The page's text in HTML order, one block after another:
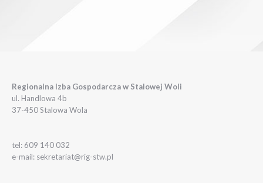
Regionalna Izba Gospodarcza w Stalowej Woli
ul. Handlowa 4b
37-450 Stalowa Wola
tel: 609 140 032
e-mail: sekretariat@rig-stw.pl